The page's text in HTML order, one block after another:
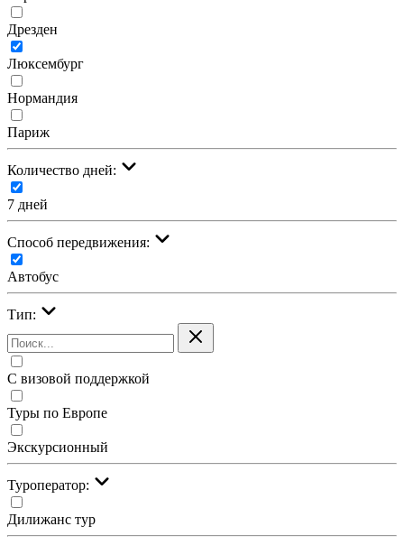
Дрезден
Люксембург
Нормандия
Париж
Количество дней:
7 дней
Cпособ передвижения:
Автобус
Тип:
С визовой поддержкой
Туры по Европе
Экскурсионный
Туроператор:
Дилижанс тур